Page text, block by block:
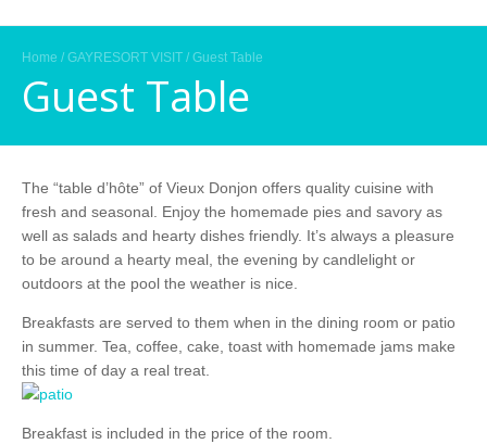
Home / GAYRESORT VISIT / Guest Table
Guest Table
The “table d’hôte” of Vieux Donjon offers quality cuisine with
fresh and seasonal. Enjoy the homemade pies and savory as
well as salads and hearty dishes friendly. It’s always a pleasure
to be around a hearty meal, the evening by candlelight or
outdoors at the pool the weather is nice.
Breakfasts are served to them when in the dining room or patio
in summer. Tea, coffee, cake, toast with homemade jams make
this time of day a real treat.
Breakfast is included in the price of the room.